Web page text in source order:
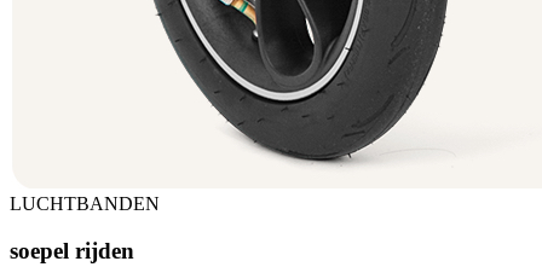
LUCHTBANDEN
soepel rijden